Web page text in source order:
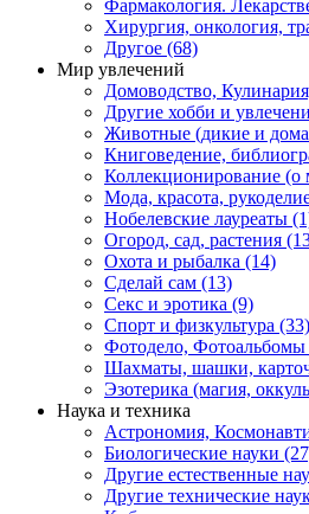
Фармакология.
Хирургия, онкология,
Другое (68)
Мир увлечений
Домоводство,
Другие хобби и
Животные (дикие и
Книговедение,
Коллекционирование (о
Мода, красота,
Нобелевские лауреаты
Огород, сад, растения
Охота и рыбалка (14)
Сделай сам (13)
Секс и эротика (9)
Спорт и физкультура (33)
Фотодело, Фотоальбомы
Шахматы, шашки,
Эзотерика (магия,
Наука и техника
Астрономия,
Биологические науки
Другие естественные
Другие технические